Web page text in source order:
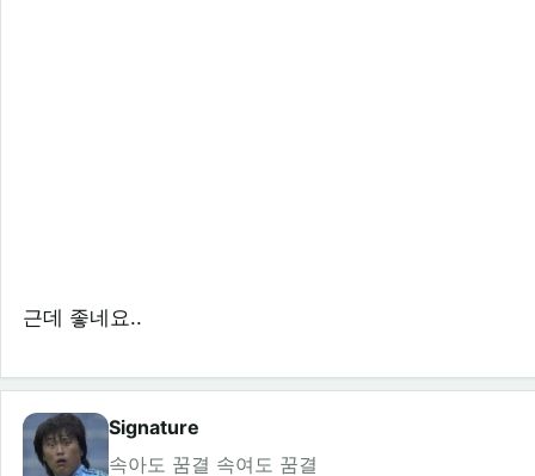
근데 좋네요..
Signature
속아도 꿈결 속여도 꿈결